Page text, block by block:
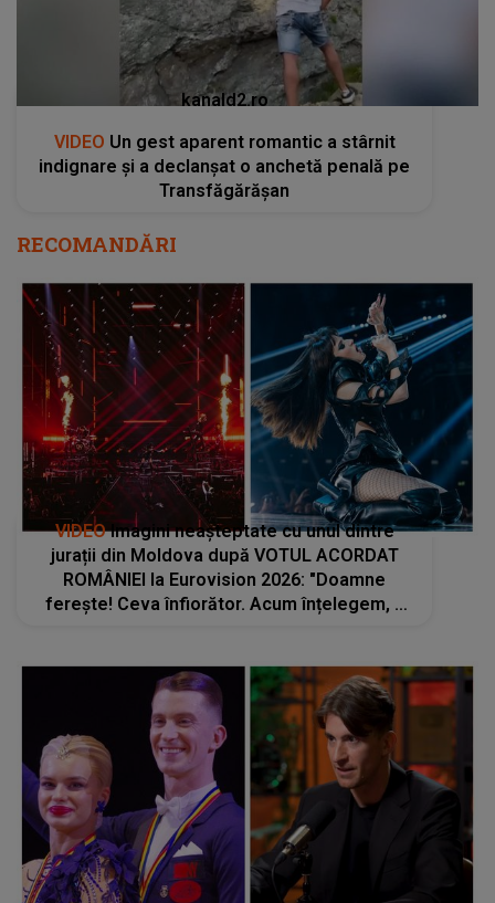
kanald2.ro
VIDEO Un gest aparent romantic a stârnit
indignare și a declanșat o anchetă penală pe
Transfăgărășan
RECOMANDĂRI
VIDEOImagini neașteptate cu unul dintre
jurații din Moldova după VOTUL ACORDAT
ROMÂNIEI la Eurovision 2026: "Doamne
ferește! Ceva înfiorător. Acum înțelegem, a